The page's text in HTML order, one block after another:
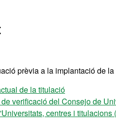
prèvia a la implantació de
de la titulació
verificació del Consejo de
centres i titulacions